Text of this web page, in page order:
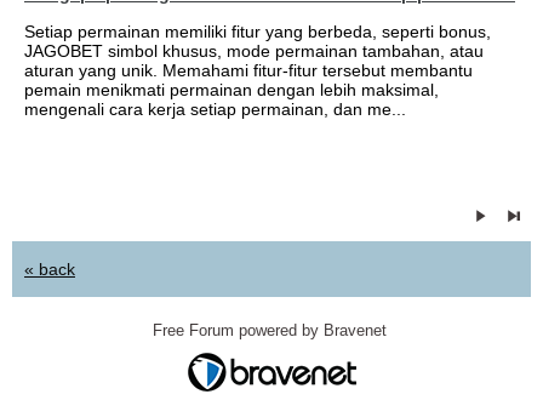
Setiap permainan memiliki fitur yang berbeda, seperti bonus,
JAGOBET simbol khusus, mode permainan tambahan, atau
aturan yang unik. Memahami fitur-fitur tersebut membantu
pemain menikmati permainan dengan lebih maksimal,
mengenali cara kerja setiap permainan, dan me...
« back
Free Forum powered by Bravenet